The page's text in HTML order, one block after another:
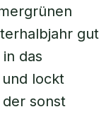
gut
das
lockt
sonst